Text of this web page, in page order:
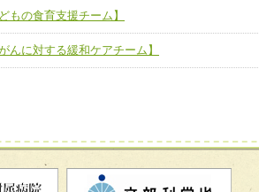
摂食・嚥下サポートチーム】
こどもの食育支援チーム】
もの食育支援チーム】
んに対する緩和ケアチーム】